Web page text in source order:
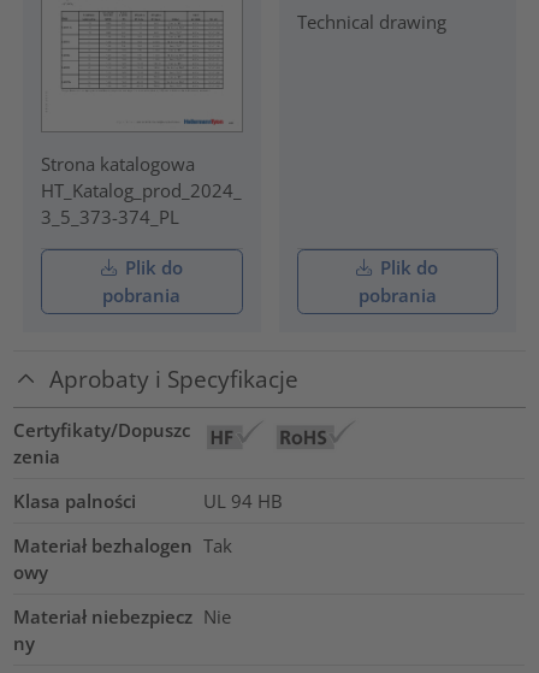
Strona katalogowa
HT_Katalog_prod_2024_
3_5_373-374_PL
Plik do
pobrania
Technical drawing
Plik do
pobrania
Aprobaty i Specyfikacje
Certyfikaty/Dopuszc
zenia
Klasa palności
UL 94 HB
Materiał bezhalogen
owy
Tak
Materiał niebezpiecz
ny
Nie